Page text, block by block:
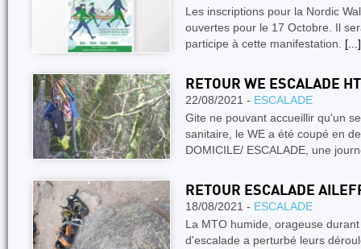
Les inscriptions pour la Nordic
ouvertes pour le 17 Octobre. Il
participe à cette manifestation. [...]
RETOUR WE ESCALADE
22/08/2021 - ESCALADE
Gite ne pouvant accueillir qu'un
sanitaire, le WE a été coupé en
DOMICILE/ ESCALADE, une
RETOUR ESCALADE
18/08/2021 - ESCALADE
La MTO humide, orageuse
d'escalade a perturbé leurs